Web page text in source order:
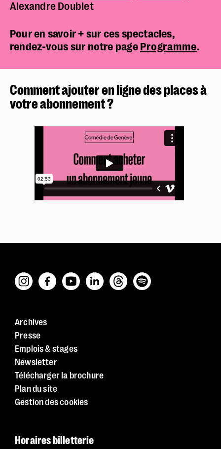
Alexandre Doublet
Pour en savoir + sur ces spectacles,
rendez-vous sur notre page Programme.
Comment ajouter en ligne des places à
votre abonnement ?
Archives
Presse
Emplois & stages
Newsletter
Télécharger la brochure
Plan du site
Gestion des cookies
Horaires billetterie